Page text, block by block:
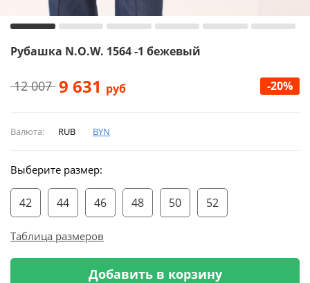
Рубашка N.O.W. 1564 -1 бежевый
12 007 9 631 руб -20%
Валюта: RUB BYN
Выберите размер:
42 44 46 48 50 52
Таблица размеров
Добавить в корзину